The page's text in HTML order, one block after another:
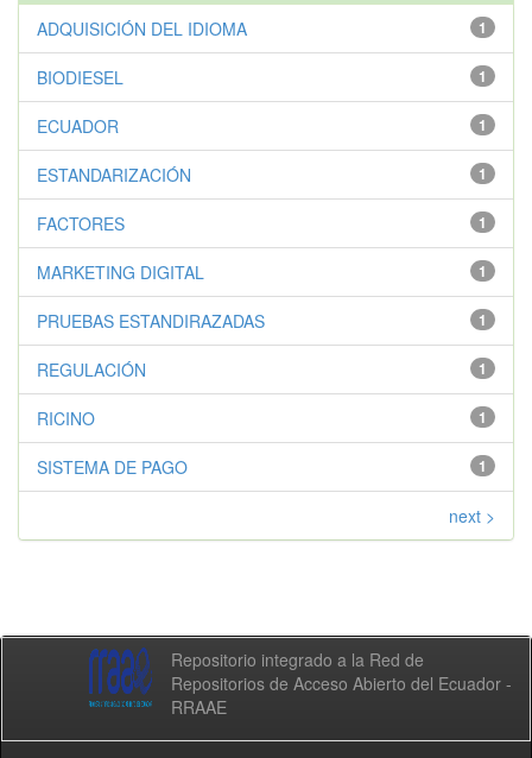
1
ADQUISICIÓN DEL IDIOMA
1
BIODIESEL
1
ECUADOR
1
ESTANDARIZACIÓN
1
FACTORES
1
MARKETING DIGITAL
1
PRUEBAS ESTANDIRAZADAS
1
REGULACIÓN
1
RICINO
1
SISTEMA DE PAGO
next >
Repositorio integrado a la Red de
Repositorios de Acceso Abierto del Ecuador -
RRAAE